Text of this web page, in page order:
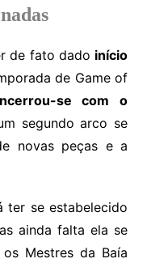
de fato dado início
de Game of
se com o
segundo arco se
novas peças e a
ter se estabelecido
ainda falta ela se
Mestres da Baía